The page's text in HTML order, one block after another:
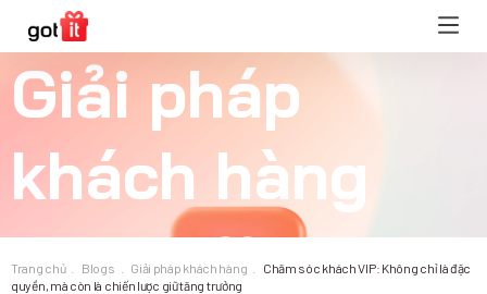
Giải pháp
khách hàng
Trang chủ Blogs Giải pháp khách hàng
Chăm sóc khách VIP: Không chỉ là đặc
quyền, mà còn là chiến lược giữ tăng trưởng